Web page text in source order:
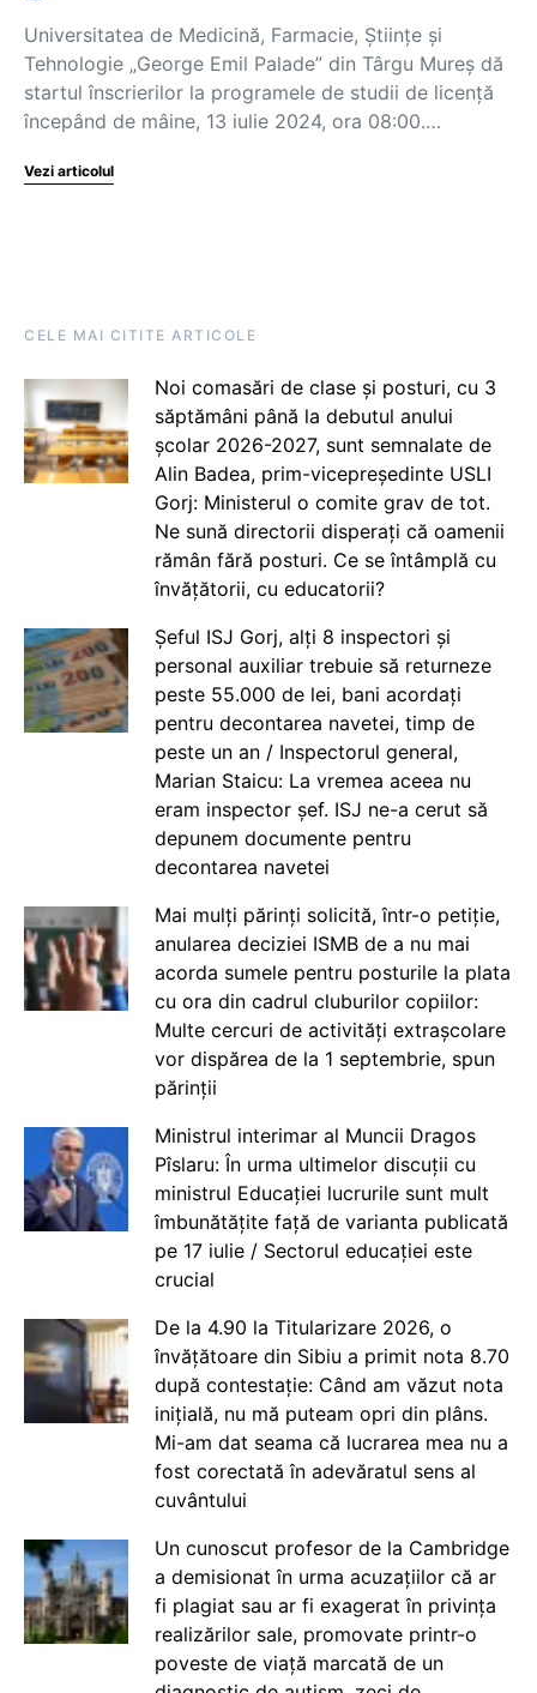
Universitatea de Medicină, Farmacie, Științe și
Tehnologie „George Emil Palade” din Târgu Mureș dă
startul înscrierilor la programele de studii de licență
începând de mâine, 13 iulie 2024, ora 08:00.…
Vezi articolul
CELE MAI CITITE ARTICOLE
Noi comasări de clase și posturi, cu 3
săptămâni până la debutul anului
școlar 2026-2027, sunt semnalate de
Alin Badea, prim-vicepreședinte USLI
Gorj: Ministerul o comite grav de tot.
Ne sună directorii disperați că oamenii
rămân fără posturi. Ce se întâmplă cu
învățătorii, cu educatorii?
Șeful ISJ Gorj, alți 8 inspectori și
personal auxiliar trebuie să returneze
peste 55.000 de lei, bani acordați
pentru decontarea navetei, timp de
peste un an / Inspectorul general,
Marian Staicu: La vremea aceea nu
eram inspector șef. ISJ ne-a cerut să
depunem documente pentru
decontarea navetei
Mai mulți părinți solicită, într-o petiție,
anularea deciziei ISMB de a nu mai
acorda sumele pentru posturile la plata
cu ora din cadrul cluburilor copiilor:
Multe cercuri de activități extrașcolare
vor dispărea de la 1 septembrie, spun
părinții
Ministrul interimar al Muncii Dragos
Pîslaru: În urma ultimelor discuții cu
ministrul Educației lucrurile sunt mult
îmbunătățite față de varianta publicată
pe 17 iulie / Sectorul educației este
crucial
De la 4.90 la Titularizare 2026, o
învățătoare din Sibiu a primit nota 8.70
după contestație: Când am văzut nota
inițială, nu mă puteam opri din plâns.
Mi-am dat seama că lucrarea mea nu a
fost corectată în adevăratul sens al
cuvântului
Un cunoscut profesor de la Cambridge
a demisionat în urma acuzațiilor că ar
fi plagiat sau ar fi exagerat în privința
realizărilor sale, promovate printr-o
poveste de viață marcată de un